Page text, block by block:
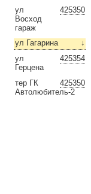
425350
ул
Восход
гараж
↓
ул Гагарина
425354
ул
Герцена
425350
тер ГК
Автолюбитель-2